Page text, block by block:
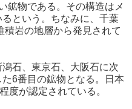
鉱物である。その構造はメ
という。ちなみに、千葉
岩の地層から発見されて
石、東京石、大阪石に次
6番目の鉱物となる。日本
度が認定されている。